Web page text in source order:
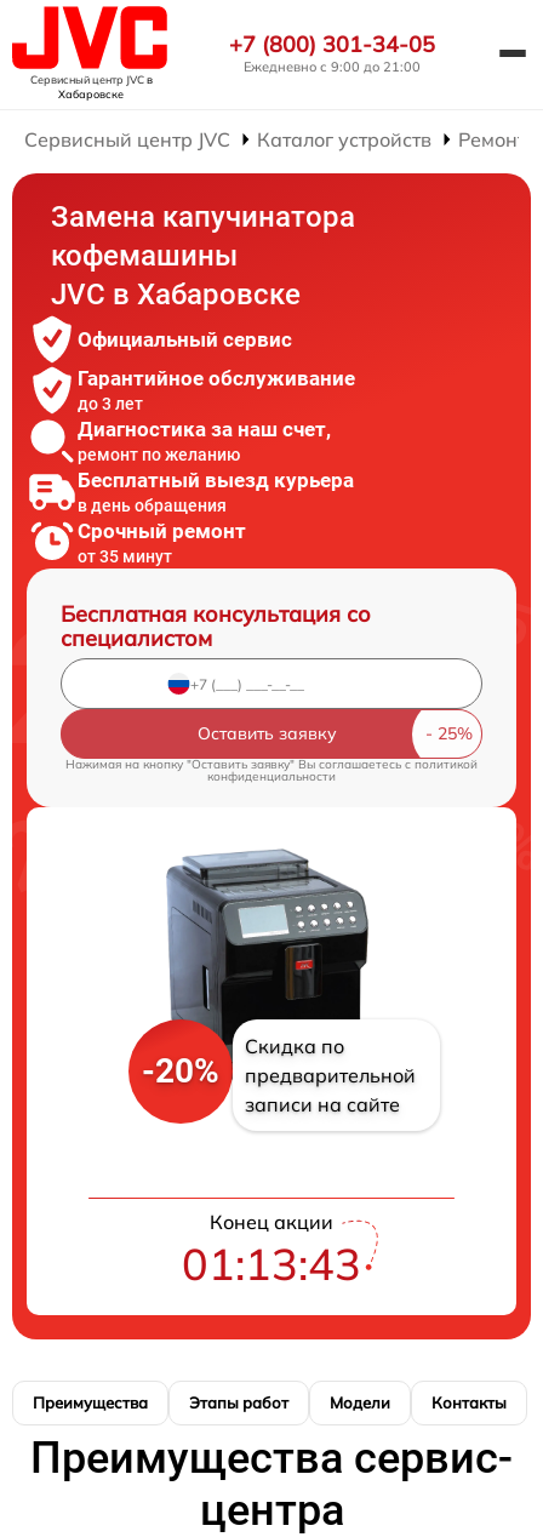
Сервисный центр JVCв
Хабаровске
+7 (800) 301-34-05
Ежедневно с 9:00 до 21:00
Сервисный центр JVC Каталог устройств Ремонт
Замена капучинатора
кофемашины
JVC в Хабаровске
Официальный сервис
Гарантийное обслуживание
до 3 лет
Диагностика за наш счет,
ремонт по желанию
Бесплатный выезд курьера
в день обращения
Срочный ремонт
от 35 минут
Бесплатная консультация со
специалистом
Оставить заявку
Нажимая на кнопку "Оставить заявку" Вы соглашаетесь cполитикой
конфиденциальности
-20%
Скидка по
предварительной
записи на сайте
Конец акции
01:13:43
Преимущества Этапы работ Модели Контакты
Преимущества сервис-
центра